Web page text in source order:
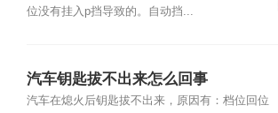
位没有挂入p挡导致的。自动挡...
汽车钥匙拔不出来怎么回事
汽车在熄火后钥匙拔不出来，原因有：档位回位